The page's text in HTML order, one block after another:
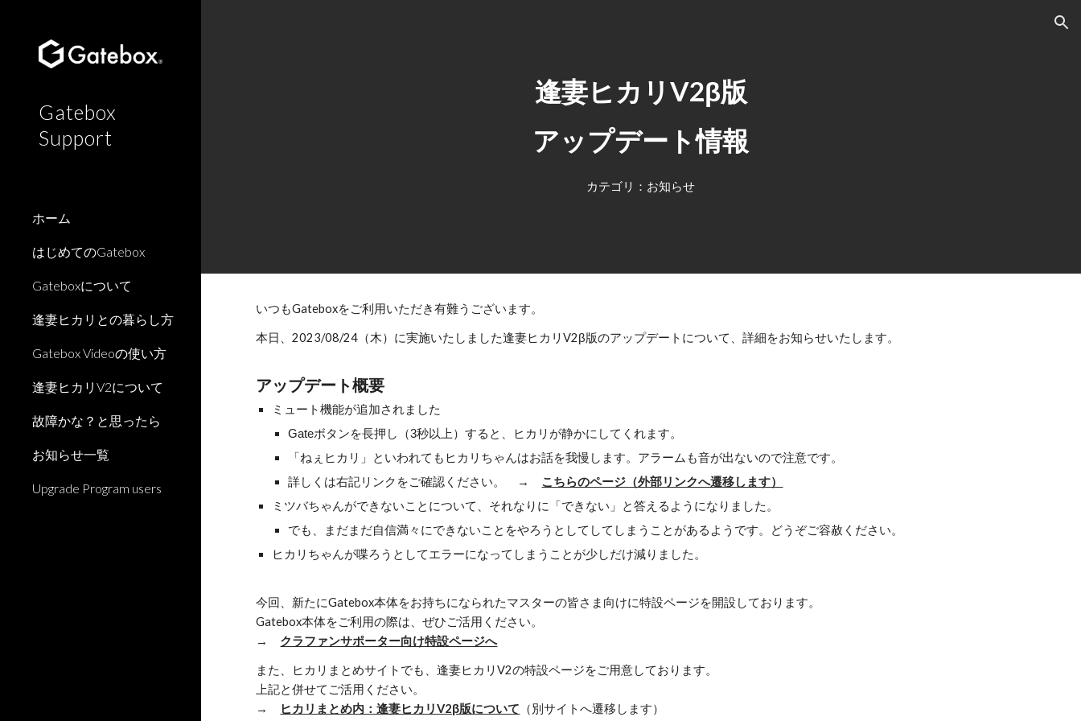
Gatebox
Support
ホーム
はじめてのGatebox
Gateboxについて
逢妻ヒカリとの暮らし方
Gatebox Videoの使い方
逢妻ヒカリV2について
故障かな？と思ったら
お知らせ一覧
Upgrade Program users
逢妻ヒカリV2β版
アップデート情報
カテゴリ：お知らせ
いつもGateboxをご利用いただき有難うございます。
本日、2023/08/24 （木）に実施いたしました逢妻ヒカリV2β版のアップデートについて、詳細をお知らせいたします。
アップデート概要
ミュート機能が追加されました
Gateボタンを長押し（3秒以上）すると、ヒカリが静かにしてくれます。
「ねぇヒカリ」といわれてもヒカリちゃんはお話を我慢します。アラームも音が出ないので注意です。
詳しくは右記リンクをご確認ください。 → こちらのページ（外部リンクへ遷移します）
ミツバちゃんができないことについて、それなりに「できない」と答えるようになりました。
でも、まだまだ自信満々にできないことをやろうとしてしてしまうことがあるようです。どうぞご容赦ください。
ヒカリちゃんが喋ろうとしてエラーになってしまうことが少しだけ減りました。
今回、新たにGatebox本体をお持ちになられたマスターの皆さま向けに特設ページを開設しております。
Gatebox本体をご利用の際は、ぜひご活用ください。
→ クラファンサポーター向け特設ページへ
また、ヒカリまとめサイトでも、逢妻ヒカリV2の特設ページをご用意しております。
上記と併せてご活用ください。
→
ヒカリまとめ内：逢妻ヒカリV2β版について （別サイトへ遷移します）